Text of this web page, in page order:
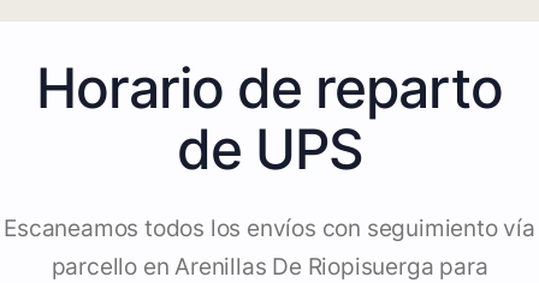
Horario de reparto
de UPS
Escaneamos todos los envíos con seguimiento vía
parcello en Arenillas De Riopisuerga para